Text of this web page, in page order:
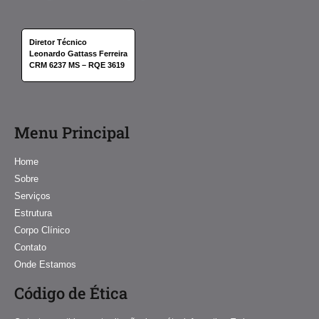
Diretor Técnico
Leonardo Gattass Ferreira
CRM 6237 MS – RQE 3619
Menu Principal
Home
Sobre
Serviços
Estrutura
Corpo Clínico
Contato
Onde Estamos
Código de Ética